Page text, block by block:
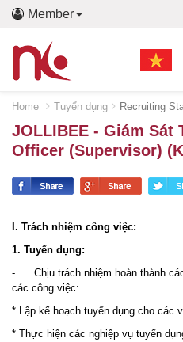
Member
Home Tuyển dụng Recruiting
JOLLIBEE - Giám Sát
Officer (Supervisor)
I. Trách nhiệm công việc:
1. Tuyển dụng:
- Chịu trách nhiệm hoàn thành
các công việc:
* Lập kế hoạch tuyển dụng cho các
* Thực hiện các nghiệp vụ tuyển